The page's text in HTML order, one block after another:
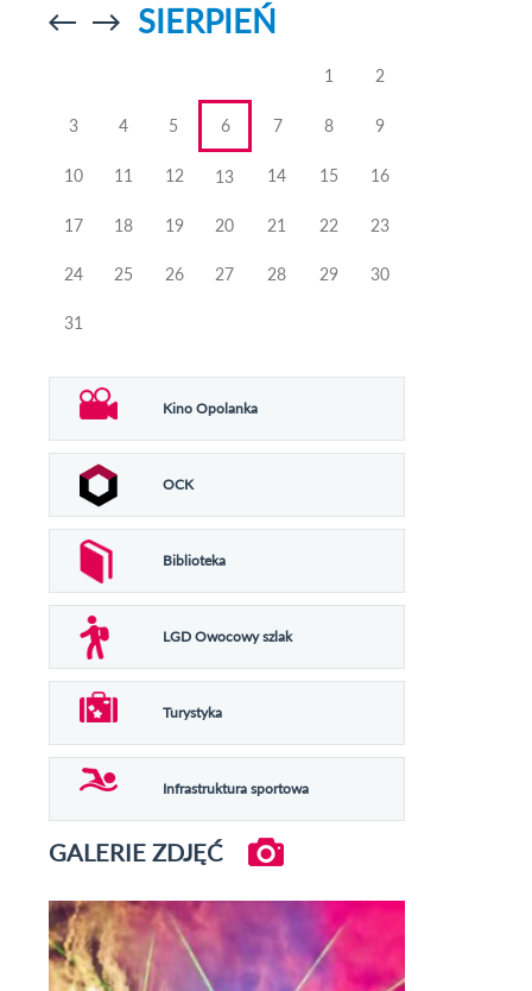
Przejdź doPrzejdź do
SIERPIEŃ
1 2
3 4 5 6 7 8 9
10 11 12 13 14 15 16
17 18 19 20 21 22 23
24 25 26 27 28 29 30
31
Kino Opolanka
OCK
Biblioteka
LGD Owocowy szlak
Turystyka
Infrastruktura sportowa
GALERIE ZDJĘĆ